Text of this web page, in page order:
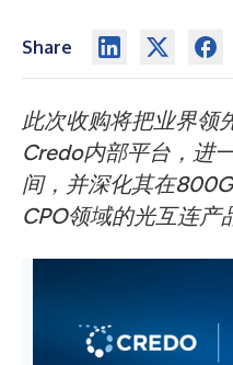
Share
此次收购将把业界领
Credo内部平台，进
间，并深化其在
CPO领域的光互连产